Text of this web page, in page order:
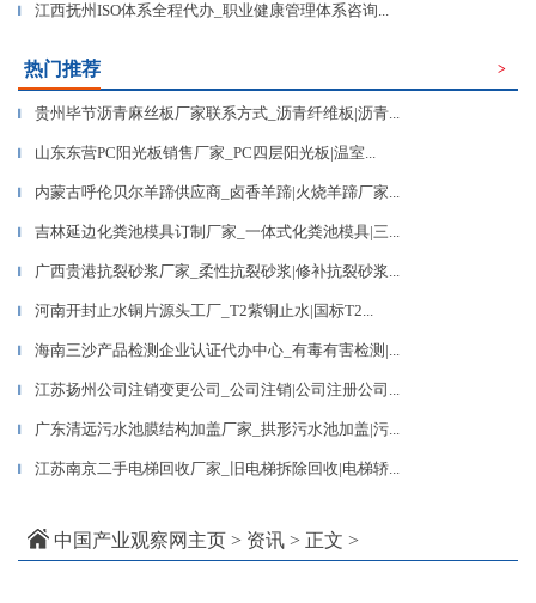
▎ 江西抚州ISO体系全程代办_职业健康管理体系咨询...
热门推荐 >
▎ 贵州毕节沥青麻丝板厂家联系方式_沥青纤维板|沥青...
▎ 山东东营PC阳光板销售厂家_PC四层阳光板|温室...
▎ 内蒙古呼伦贝尔羊蹄供应商_卤香羊蹄|火烧羊蹄厂家...
▎ 吉林延边化粪池模具订制厂家_一体式化粪池模具|三...
▎ 广西贵港抗裂砂浆厂家_柔性抗裂砂浆|修补抗裂砂浆...
▎ 河南开封止水铜片源头工厂_T2紫铜止水|国标T2...
▎ 海南三沙产品检测企业认证代办中心_有毒有害检测|...
▎ 江苏扬州公司注销变更公司_公司注销|公司注册公司...
▎ 广东清远污水池膜结构加盖厂家_拱形污水池加盖|污...
▎ 江苏南京二手电梯回收厂家_旧电梯拆除回收|电梯轿...
中国产业观察网主页 > 资讯 > 正文 >